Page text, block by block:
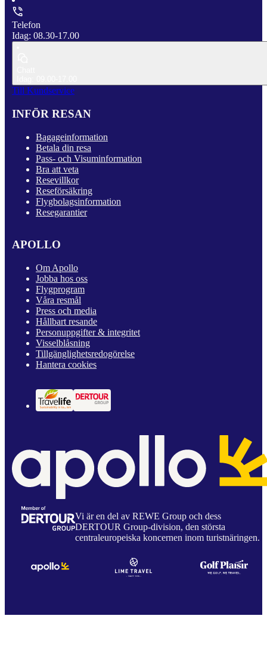
Telefon
Idag: 08.30-17.00
Till Kundservice
INFÖR RESAN
Bagageinformation
Betala din resa
Pass- och Visuminformation
Bra att veta
Resevillkor
Reseförsäkring
Flygbolagsinformation
Resegarantier
APOLLO
Om Apollo
Jobba hos oss
Flygprogram
Våra resmål
Press och media
Hållbart resande
Personuppgifter & integritet
Visselblåsning
Tillgänglighetsredogörelse
Hantera cookies
Vi är en del av REWE Group och dess
DERTOUR Group-division, den största
centraleuropeiska koncernen inom turistnäringen.